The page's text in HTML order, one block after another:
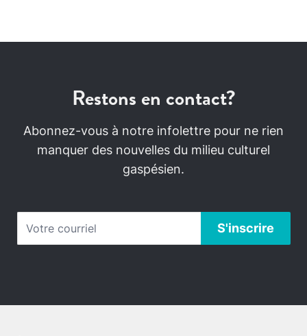
Restons en contact?
Abonnez-vous à notre infolettre pour ne rien
manquer des nouvelles du milieu culturel
gaspésien.